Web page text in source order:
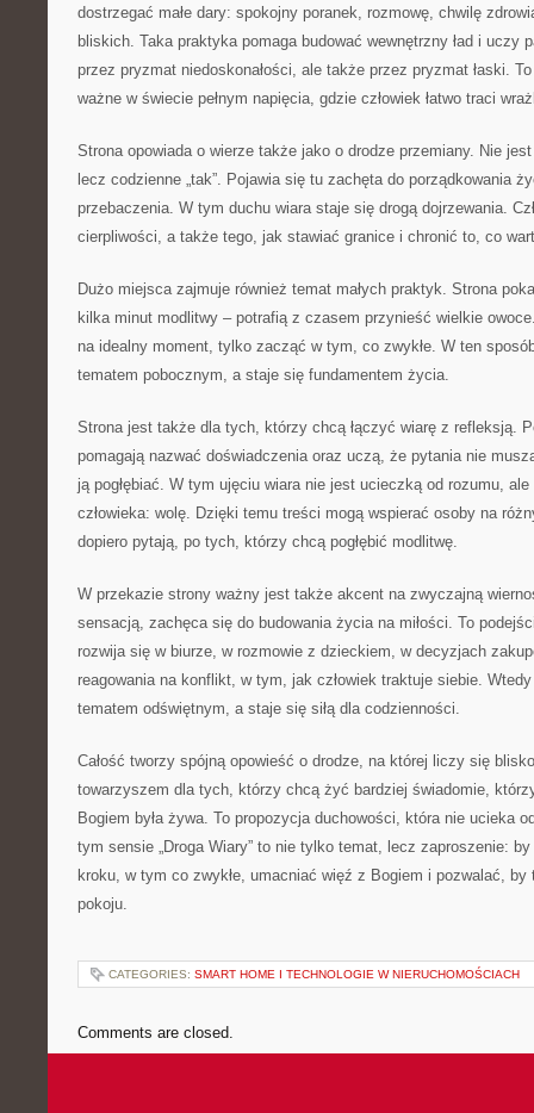
dostrzegać małe dary: spokojny poranek, rozmowę, chwilę
bliskich. Taka praktyka pomaga budować wewnętrzny ład i uczy
przez pryzmat niedoskonałości, ale także przez pryzmat łaski.
ważne w świecie pełnym napięcia, gdzie człowiek łatwo traci
Strona opowiada o wierze także jako o drodze przemiany. Nie
lecz codzienne „tak”. Pojawia się tu zachęta do porządkowania
przebaczenia. W tym duchu wiara staje się drogą dojrzewania.
cierpliwości, a także tego, jak stawiać granice i chronić to, co
Dużo miejsca zajmuje również temat małych praktyk. Strona
kilka minut modlitwy – potrafią z czasem przynieść wielkie
na idealny moment, tylko zacząć w tym, co zwykłe. W ten
tematem pobocznym, a staje się fundamentem życia.
Strona jest także dla tych, którzy chcą łączyć wiarę z refleksją.
pomagają nazwać doświadczenia oraz uczą, że pytania nie
ją pogłębiać. W tym ujęciu wiara nie jest ucieczką od rozumu, ale
człowieka: wolę. Dzięki temu treści mogą wspierać osoby na
dopiero pytają, po tych, którzy chcą pogłębić modlitwę.
W przekazie strony ważny jest także akcent na zwyczajną
sensacją, zachęca się do budowania życia na miłości. To
rozwija się w biurze, w rozmowie z dzieckiem, w decyzjach
reagowania na konflikt, w tym, jak człowiek traktuje siebie.
tematem odświętnym, a staje się siłą dla codzienności.
Całość tworzy spójną opowieść o drodze, na której liczy się
towarzyszem dla tych, którzy chcą żyć bardziej świadomie,
Bogiem była żywa. To propozycja duchowości, która nie ucieka
tym sensie „Droga Wiary” to nie tylko temat, lecz zaproszenie:
kroku, w tym co zwykłe, umacniać więź z Bogiem i pozwalać, by
pokoju.
CATEGORIES: SMART HOME I TECHNOLOGIE W NIERUCHOMOŚCIACH
Comments are closed.